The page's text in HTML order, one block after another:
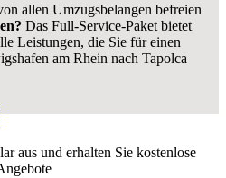
allen Umzugsbelangen befreien
Das Full-Service-Paket bietet
Leistungen, die Sie für einen
am Rhein nach Tapolca
aus und erhalten Sie kostenlose